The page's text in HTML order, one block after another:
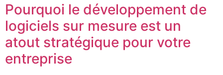
Pourquoi le développement de
logiciels sur mesure est un
atout stratégique pour votre
entreprise